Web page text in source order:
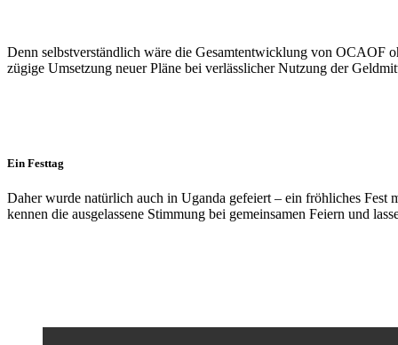
Denn selbstverständlich wäre die Gesamtentwicklung von OCAOF
zügige Umsetzung neuer Pläne bei verlässlicher Nutzung der
Ein Festtag
Daher wurde natürlich auch in Uganda gefeiert – ein fröhliches
kennen die ausgelassene Stimmung bei gemeinsamen Feiern und